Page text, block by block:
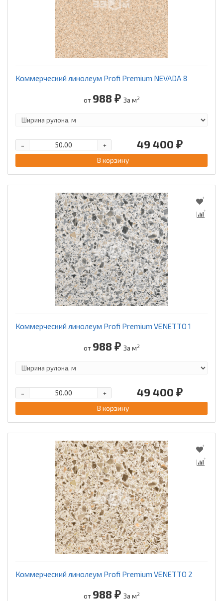
Коммерческий линолеум Profi Premium NEVADA 8
от 988 ₽ За м2
49 400 ₽
+
-
В корзину
Коммерческий линолеум Profi Premium VENETTO 1
от 988 ₽ За м2
49 400 ₽
+
-
В корзину
Коммерческий линолеум Profi Premium VENETTO 2
от 988 ₽ За м2